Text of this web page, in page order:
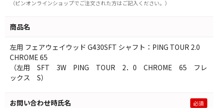
（ピンオンラインショップでご注文された方はご記入ください。）
商品名
左用 フェアウェイウッド G430SFT シャフト：PING TOUR 2.0
CHROME 65
（左用 SFT 3W PING TOUR 2．0 CHROME 65 フレ
ックス S）
お問い合わせ時氏名